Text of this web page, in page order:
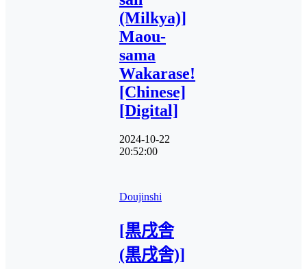
(Milkya)]
Maou-
sama
Wakarase!
[Chinese]
[Digital]
2024-10-22
20:52:00
Doujinshi
[黒戌舎
(黒戌舎)]